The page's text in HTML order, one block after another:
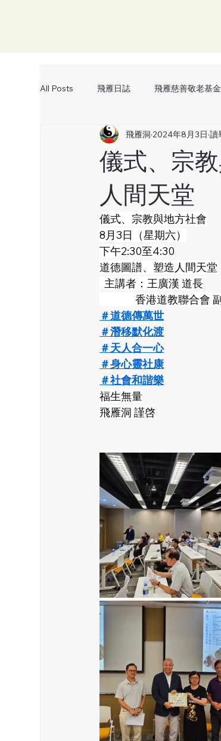
All Posts 飛雁日誌 飛雁慈善敬老基
儀式、宗
人間天堂
飛雁洞 2024年8月3日 讀
儀式、宗教與地方社會
8月3日（星期六）
下午2:30至4:30
道德圖譜、塑造人間天堂
主講者：王廣漢 道長
香港道教聯合會 副
＃道德傳萬世
＃潛移默化渡
＃天人合一心
＃身心靈社康
＃社會和諧樂
福生無量
飛雁洞 謹啓